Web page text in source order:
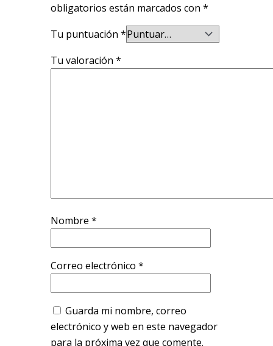
obligatorios están marcados con *
Tu puntuación *
Tu valoración *
Nombre *
Correo electrónico *
Guarda mi nombre, correo
electrónico y web en este navegador
para la próxima vez que comente.